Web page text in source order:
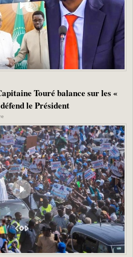
Touré balance sur les «
le Président